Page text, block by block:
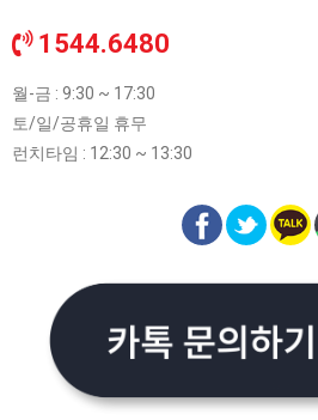
1544.6480
월-금 : 9:30 ~ 17:30
토/일/공휴일 휴무
런치타임 : 12:30 ~ 13:30